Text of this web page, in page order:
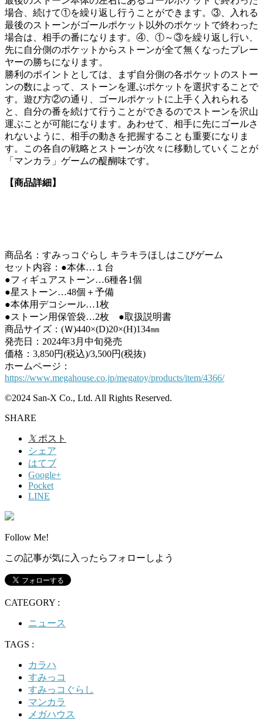
場合、続けて①を繰り返し行うことができます。③、入れる
最後のストーンがゴールポケット以外のポケットで終わった
場合は、相手の番になります。④、①～③を繰り返し行い、
先に自分側のポケットからストーンが全て無くなったプレー
ヤーの勝ちになります。
勝利のポイントとしては、まず自分側の各ポケットのストー
ンの数によって、ストーンを運ぶポケットを選択することで
す。遊び方②の通り、ゴールポケットに上手く入れられる
と、自分の番を続けて行うことができるのでストーンを沢山
運ぶことが可能になります。あわせて、相手に先にゴールさ
れないように、相手の動きを把握することも重要になりま
す。この各自の戦略とストーンが次々に移動していくことが
「マンカラ」ゲームの醍醐味です。
【商品詳細】
商品名：すみっコぐらし キラキラほしはこびゲーム
セット内容：●本体…１台
●フィギュアストーン…6種各1個
●星ストーン…48個＋予備
●本体用デコシール…1枚
●ストーン用保管袋…2枚 ●取扱説明書
商品サイズ：(Ｗ)440×(D)20×(H)134㎜
発売日：2024年3月中旬発売
価格：3,850円(税込)/3,500円(税抜)
ホームページ：
https://www.megahouse.co.jp/megatoy/products/item/4366/
©2024 San-X Co., Ltd. All Rights Reserved.
SHARE
𝕏 ポスト
シェア
はてブ
Google+
Pocket
LINE
Follow Me!
この記事が気に入ったらフォローしよう
CATEGORY :
ニュース
TAGS :
カラハ
すみっコ
すみっコぐらし
マンカラ
メガハウス